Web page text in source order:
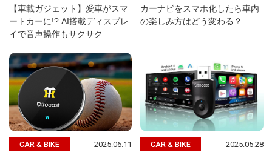
【車載ガジェット】愛車がスマ
ートカーに!? AI搭載ディスプレ
イで音声操作もサクサク
カーナビをスマホ化したら車内
の楽しみ方はどう変わる？
CAR & BIKE 2025.06.11 CAR & BIKE 2025.05.28